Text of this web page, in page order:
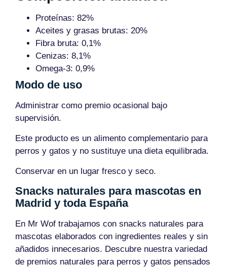
Proteínas: 82%
Aceites y grasas brutas: 20%
Fibra bruta: 0,1%
Cenizas: 8,1%
Omega-3: 0,9%
Modo de uso
Administrar como premio ocasional bajo
supervisión.
Este producto es un alimento complementario para
perros y gatos y no sustituye una dieta equilibrada.
Conservar en un lugar fresco y seco.
Snacks naturales para mascotas en
Madrid y toda España
En Mr Wof trabajamos con snacks naturales para
mascotas elaborados con ingredientes reales y sin
añadidos innecesarios. Descubre nuestra variedad
de premios naturales para perros y gatos pensados